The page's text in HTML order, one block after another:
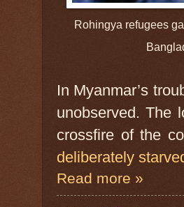
Rohingya refugees
In Myanmar’s
unobserved. The
crossfire of the
deliberately
Read more »